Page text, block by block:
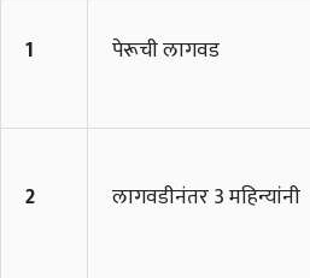
1 पेरूची लागवड
2 लागवडीनंतर 3 महिन्यांनी